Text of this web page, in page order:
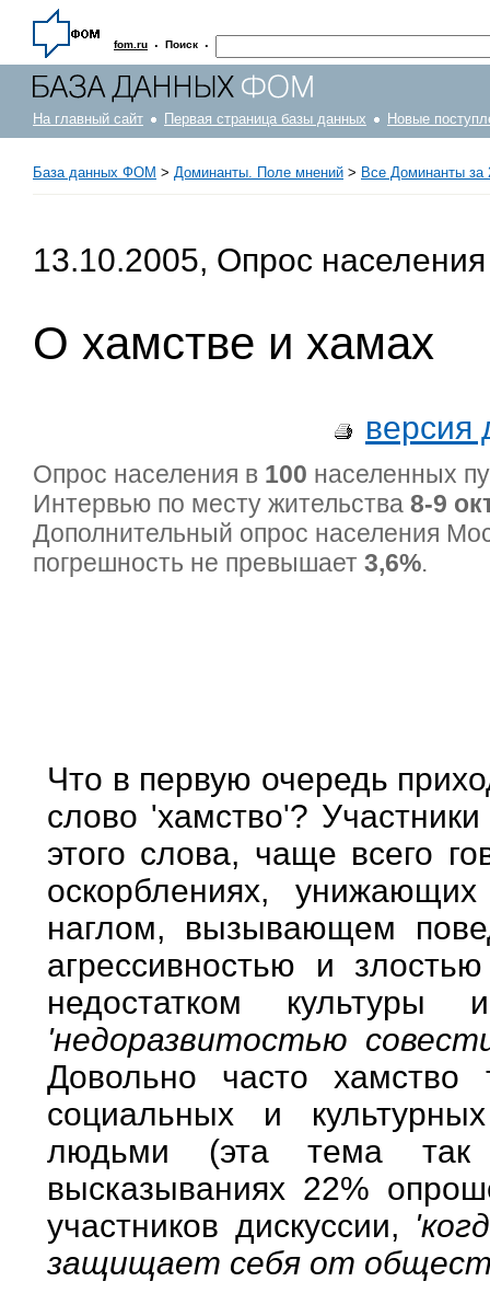
fom.ru · Поиск ·
На главный сайт Первая страница базы данных Новые
База данных ФОМ > Доминанты. Поле мнений > Все Доминанты за
13.10.2005, Опрос населения
О хамстве и хамах
версия
Опрос населения в 100 населенных
Интервью по месту жительства 8-9
Дополнительный опрос населения
погрешность не превышает 3,6%.
Что в первую очередь
слово 'хамство'?
этого слова, чаще всего
оскорблениях,
наглом, вызывающем
агрессивностью и
недостатком культуры
'недоразвитостью
Довольно часто хамство
социальных и
людьми (эта тема так
высказываниях 22%
участников дискуссии,
защищает себя от